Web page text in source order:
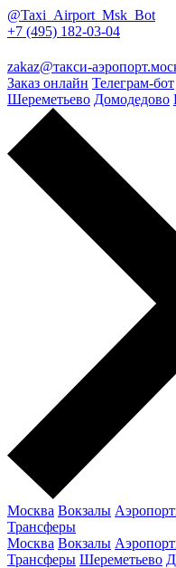
@Taxi_Airport_Msk_Bot
+7 (495) 182-03-04
zakaz@такси-
Заказ онлайн Телеграм-бот
Шереметьево Домодедово
Москва Вокзалы
Трансферы
Москва Вокзалы
Трансферы Шереметьево